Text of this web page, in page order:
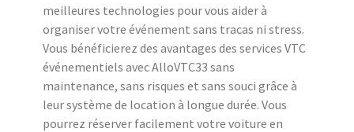
meilleures technologies pour vous aider à
organiser votre événement sans tracas ni stress.
Vous bénéficierez des avantages des services VTC
événementiels avec AlloVTC33 sans
maintenance, sans risques et sans souci grâce à
leur système de location à longue durée. Vous
pourrez réserver facilement votre voiture en